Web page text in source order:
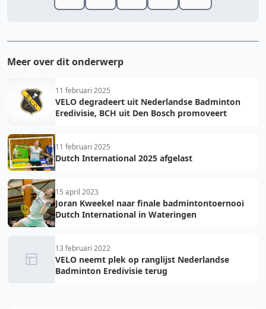
Meer over dit onderwerp
11 februari 2025
VELO degradeert uit Nederlandse Badminton
Eredivisie, BCH uit Den Bosch promoveert
11 februari 2025
Dutch International 2025 afgelast
15 april 2023
Joran Kweekel naar finale badmintontoernooi
Dutch International in Wateringen
13 februari 2022
VELO neemt plek op ranglijst Nederlandse
Badminton Eredivisie terug